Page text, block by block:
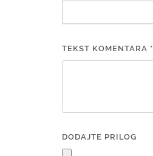
TEKST KOMENTARA *
DODAJTE PRILOG